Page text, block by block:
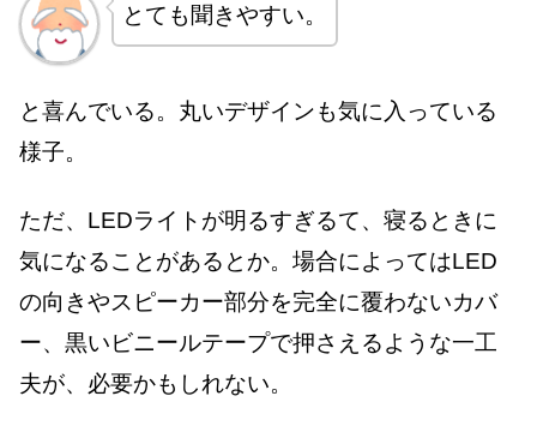
とても聞きやすい。
と喜んでいる。丸いデザインも気に入っている
様子。
ただ、LEDライトが明るすぎるて、寝るときに
気になることがあるとか。場合によってはLED
の向きやスピーカー部分を完全に覆わないカバ
ー、黒いビニールテープで押さえるような一工
夫が、必要かもしれない。